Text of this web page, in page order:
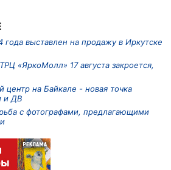
года выставлен на продажу в Иркутске
«ЯркоМолл» 17 августа закроется,
центр на Байкале - новая точка
и ДВ
с фотографами, предлагающими